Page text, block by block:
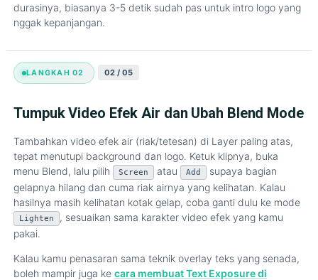
durasinya, biasanya 3-5 detik sudah pas untuk intro logo yang
nggak kepanjangan.
LANGKAH 02 02 / 05
Tumpuk Video Efek Air dan Ubah Blend Mode
Tambahkan video efek air (riak/tetesan) di Layer paling atas,
tepat menutupi background dan logo. Ketuk klipnya, buka
menu Blend, lalu pilih
Screen atau Add
supaya bagian
gelapnya hilang dan cuma riak airnya yang kelihatan. Kalau
hasilnya masih kelihatan kotak gelap, coba ganti dulu ke mode
Lighten
, sesuaikan sama karakter video efek yang kamu
pakai.
Kalau kamu penasaran sama teknik overlay teks yang senada,
boleh mampir juga ke cara membuat Text Exposure di